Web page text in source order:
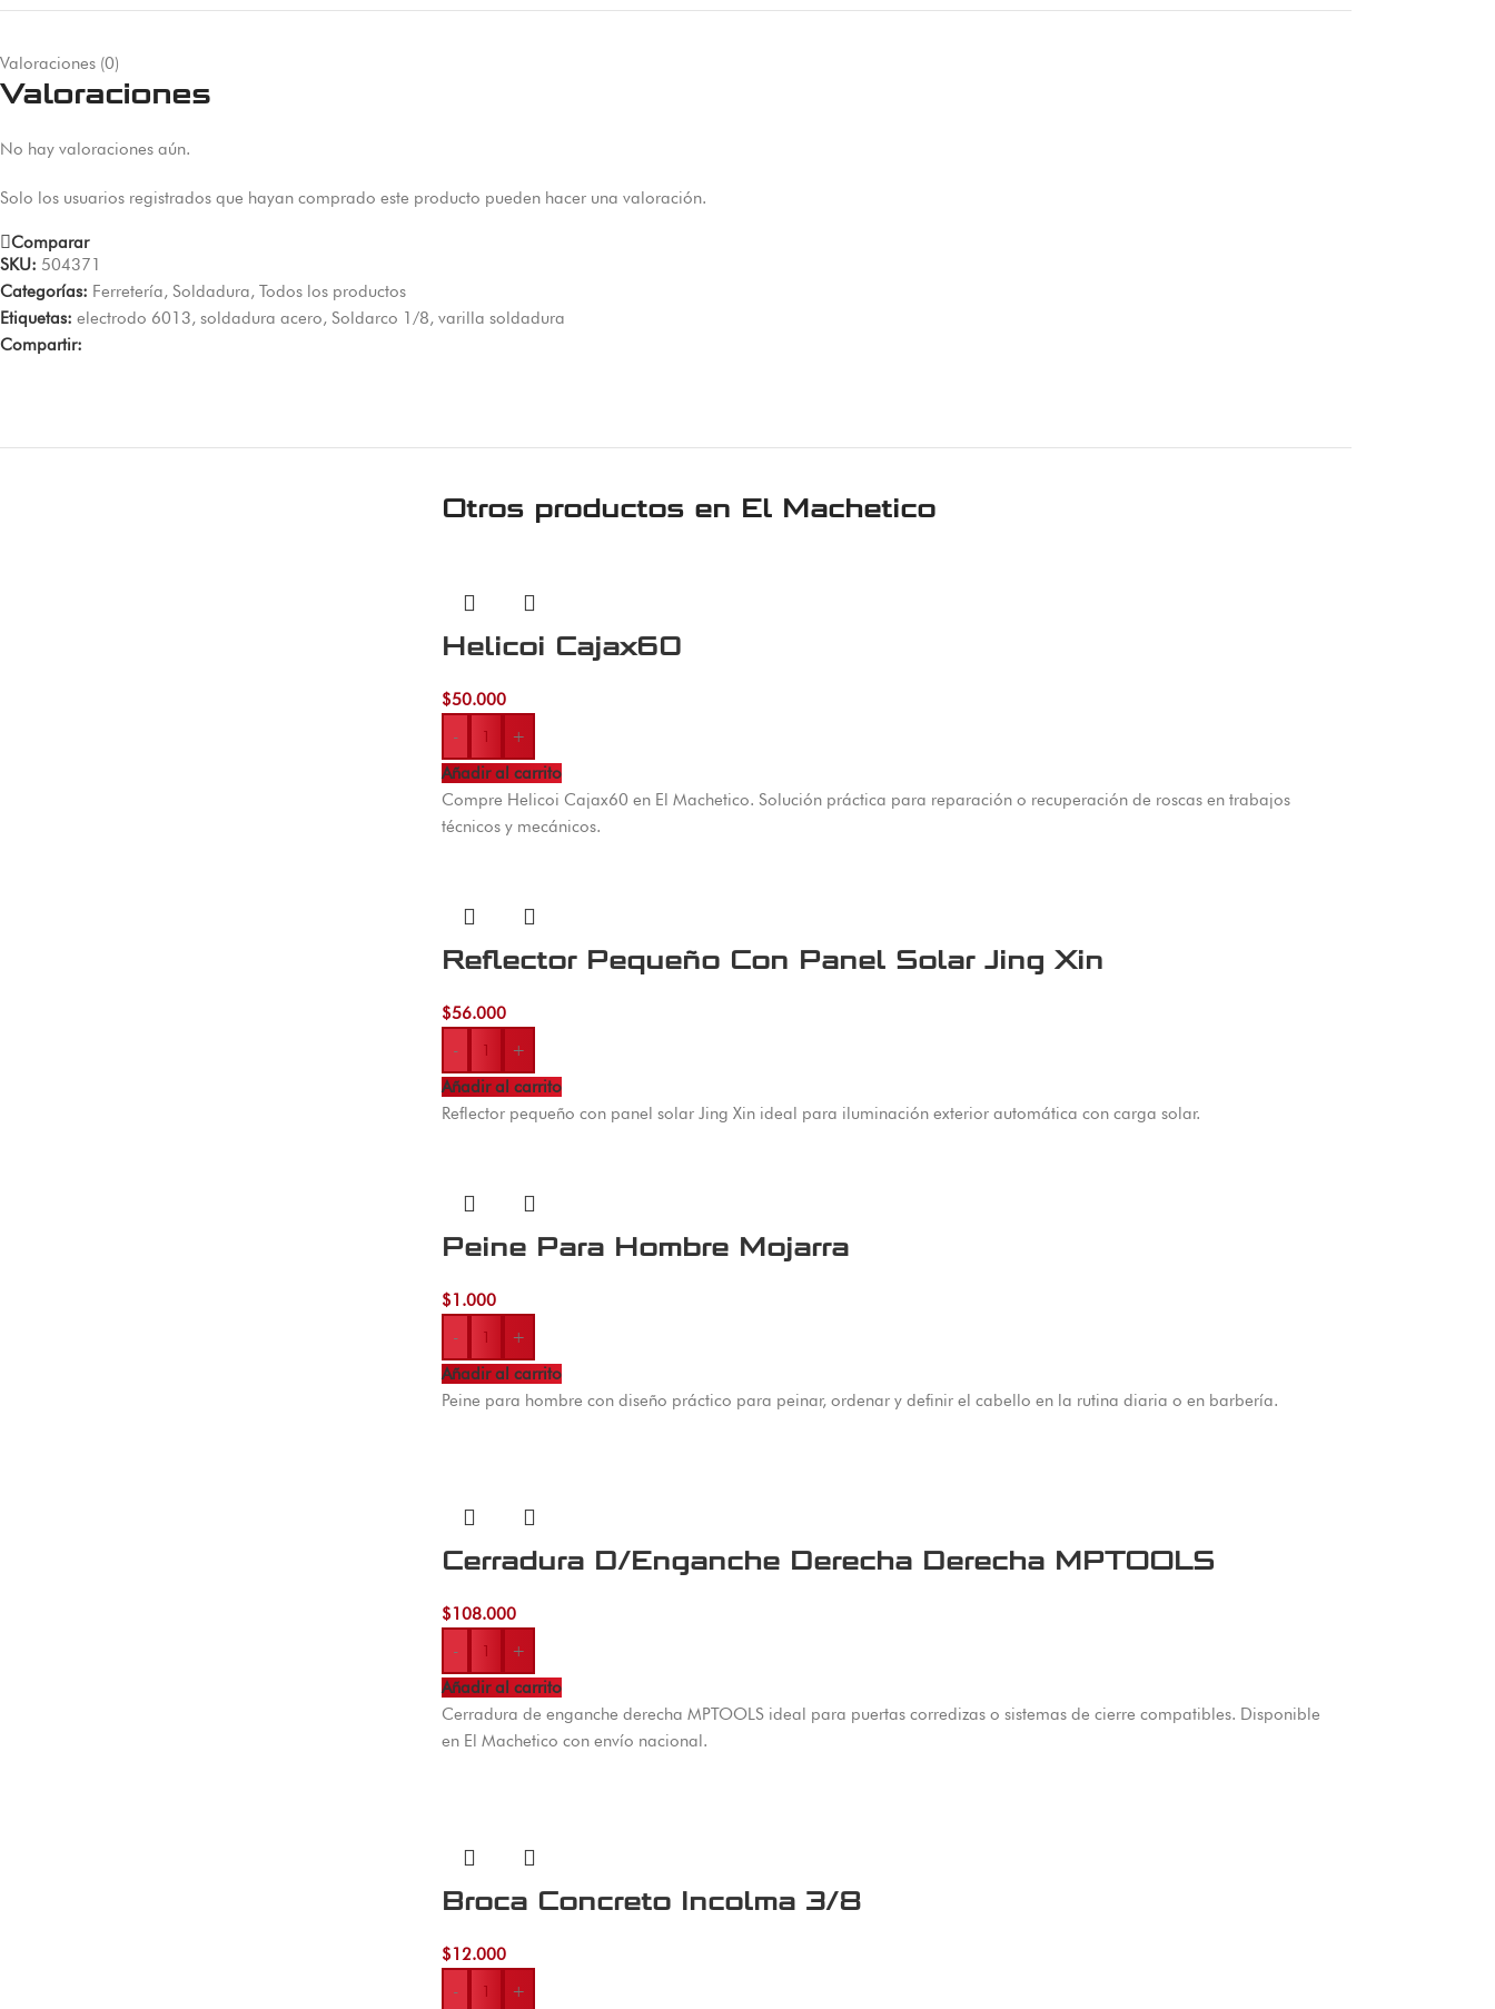
Valoraciones (0)
Valoraciones
No hay valoraciones aún.
Solo los usuarios registrados que hayan comprado este producto pueden hacer una valoración.
Comparar
SKU: 504371
Categorías: Ferretería, Soldadura, Todos los productos
Etiquetas: electrodo 6013, soldadura acero, Soldarco 1/8, varilla soldadura
Compartir:
Otros productos en El Machetico
Helicoi Cajax60
$50.000
-
+
Añadir al carrito
Compre Helicoi Cajax60 en El Machetico. Solución práctica para reparación o recuperación de roscas en trabajos
técnicos y mecánicos.
Reflector Pequeño Con Panel Solar Jing Xin
$56.000
-
+
Añadir al carrito
Reflector pequeño con panel solar Jing Xin ideal para iluminación exterior automática con carga solar.
Peine Para Hombre Mojarra
$1.000
-
+
Añadir al carrito
Peine para hombre con diseño práctico para peinar, ordenar y definir el cabello en la rutina diaria o en barbería.
Cerradura D/Enganche Derecha Derecha MPTOOLS
$108.000
-
+
Añadir al carrito
Cerradura de enganche derecha MPTOOLS ideal para puertas corredizas o sistemas de cierre compatibles. Disponible
en El Machetico con envío nacional.
Broca Concreto Incolma 3/8
$12.000
-
+